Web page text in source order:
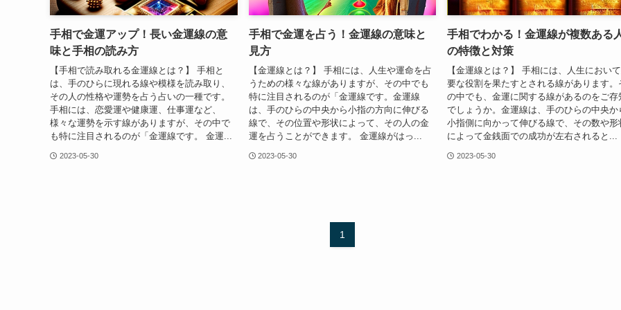
手相で金運アップ！長い金運線の意
味と手相の読み方
【手相で読み取れる金運線とは？】 手相と
は、手のひらに現れる線や模様を読み取り、
その人の性格や運勢を占う占いの一種です。
手相には、恋愛運や健康運、仕事運など、
様々な運勢を示す線がありますが、その中で
も特に注目されるのが「金運線です。 金運...
2023-05-30
手相で金運を占う！金運線の意味と
見方
【金運線とは？】 手相には、人生や運命を占
うための様々な線がありますが、その中でも
特に注目されるのが「金運線です。金運線
は、手のひらの中央から小指の方向に伸びる
線で、その位置や形状によって、その人の金
運を占うことができます。 金運線がはっ...
2023-05-30
手相でわかる！金運線が複数ある
の特徴と対策
【金運線とは？】 手相には、人生におい
要な役割を果たすとされる線があります。
の中でも、金運に関する線があるのをご存
でしょうか。金運線は、手のひらの中央か
小指側に向かって伸びる線で、その数や形
によって金銭面での成功が左右されると...
2023-05-30
1